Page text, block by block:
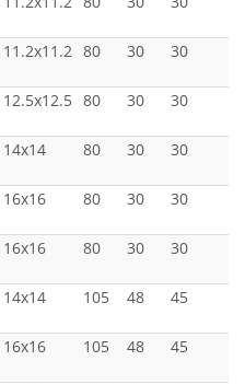
11.2x11.2 80 30 30
12.5x12.5 80 30 30
14x14 80 30 30
16x16 80 30 30
16x16 80 30 30
14x14 105 48 45
16x16 105 48 45